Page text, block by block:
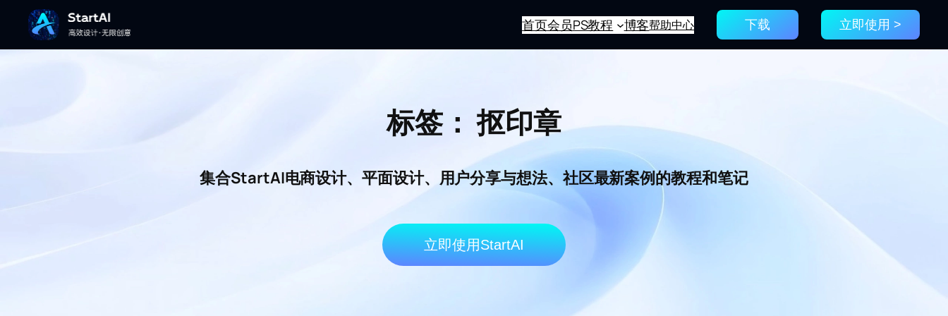
首页会员PS教程 博客帮助中心 下载 立即使用 >
标签：抠印章
集合StartAI电商设计、平面设计、用户分享与想法、社区最新案例的教程和笔记
立即使用StartAI